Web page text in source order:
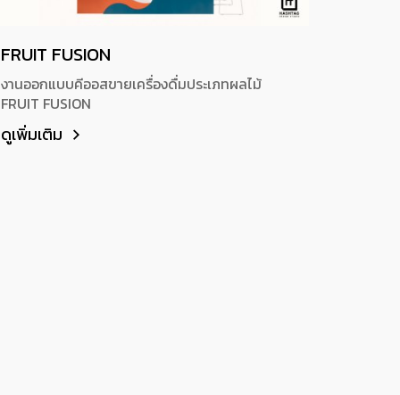
FRUIT FUSION
งานออกแบบคีออสขายเครื่องดื่มประเภทผลไม้
FRUIT FUSION
ดูเพิ่มเติม